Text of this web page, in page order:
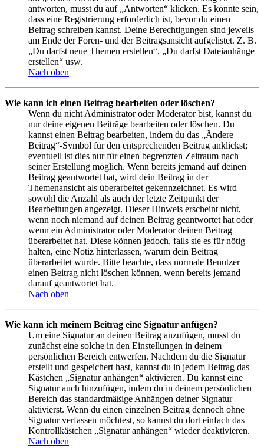
antworten, musst du auf „Antworten“ klicken. Es könnte sein,
dass eine Registrierung erforderlich ist, bevor du einen
Beitrag schreiben kannst. Deine Berechtigungen sind jeweils
am Ende der Foren- und der Beitragsansicht aufgelistet. Z. B.
„Du darfst neue Themen erstellen“, „Du darfst Dateianhänge
erstellen“ usw.
Nach oben
Wie kann ich einen Beitrag bearbeiten oder löschen?
Wenn du nicht Administrator oder Moderator bist, kannst du
nur deine eigenen Beiträge bearbeiten oder löschen. Du
kannst einen Beitrag bearbeiten, indem du das „Ändere
Beitrag“-Symbol für den entsprechenden Beitrag anklickst;
eventuell ist dies nur für einen begrenzten Zeitraum nach
seiner Erstellung möglich. Wenn bereits jemand auf deinen
Beitrag geantwortet hat, wird dein Beitrag in der
Themenansicht als überarbeitet gekennzeichnet. Es wird
sowohl die Anzahl als auch der letzte Zeitpunkt der
Bearbeitungen angezeigt. Dieser Hinweis erscheint nicht,
wenn noch niemand auf deinen Beitrag geantwortet hat oder
wenn ein Administrator oder Moderator deinen Beitrag
überarbeitet hat. Diese können jedoch, falls sie es für nötig
halten, eine Notiz hinterlassen, warum dein Beitrag
überarbeitet wurde. Bitte beachte, dass normale Benutzer
einen Beitrag nicht löschen können, wenn bereits jemand
darauf geantwortet hat.
Nach oben
Wie kann ich meinem Beitrag eine Signatur anfügen?
Um eine Signatur an deinen Beitrag anzufügen, musst du
zunächst eine solche in den Einstellungen in deinem
persönlichen Bereich entwerfen. Nachdem du die Signatur
erstellt und gespeichert hast, kannst du in jedem Beitrag das
Kästchen „Signatur anhängen“ aktivieren. Du kannst eine
Signatur auch hinzufügen, indem du in deinem persönlichen
Bereich das standardmäßige Anhängen deiner Signatur
aktivierst. Wenn du einen einzelnen Beitrag dennoch ohne
Signatur verfassen möchtest, so kannst du dort einfach das
Kontrollkästchen „Signatur anhängen“ wieder deaktivieren.
Nach oben